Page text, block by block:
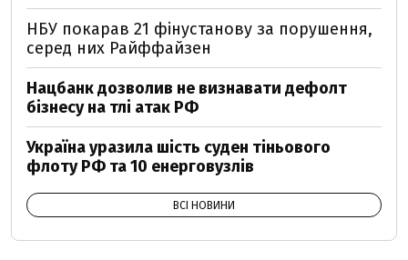
НБУ покарав 21 фінустанову за порушення,
серед них Райффайзен
Нацбанк дозволив не визнавати дефолт
бізнесу на тлі атак РФ
Україна уразила шість суден тіньового
флоту РФ та 10 енерговузлів
ВСІ НОВИНИ